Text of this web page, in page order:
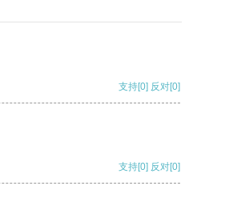
支持[0] 反对[0]
支持[0] 反对[0]